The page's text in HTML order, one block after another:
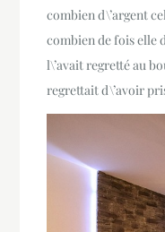
combien d\’argent
combien de fois elle
l\’avait regretté au
regrettait d\’avoir